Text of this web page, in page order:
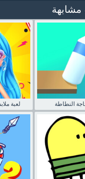
مشابهة
لعبة النطاطة